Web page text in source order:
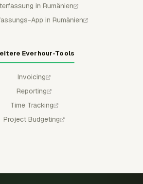
in Rumänien
App in Rumänien
Everhour-Tools
Invoicing
Reporting
Time Tracking
Project Budgeting